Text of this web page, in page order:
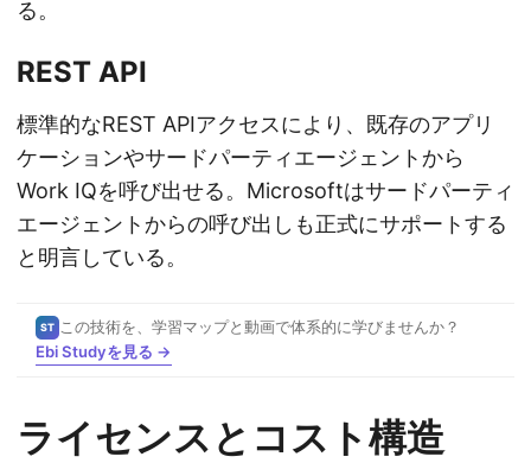
る。
REST API
標準的なREST APIアクセスにより、既存のアプリ
ケーションやサードパーティエージェントから
Work IQを呼び出せる。Microsoftはサードパーティ
エージェントからの呼び出しも正式にサポートする
と明言している。
ST この技術を、学習マップと動画で体系的に学びませんか？
Ebi Studyを見る →
ライセンスとコスト構造